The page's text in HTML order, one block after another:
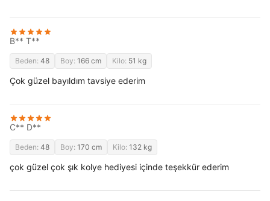
B** T**
Beden: 48 Boy: 166 cm Kilo: 51 kg
Çok güzel bayıldım tavsiye ederim
C** D**
Beden: 48 Boy: 170 cm Kilo: 132 kg
çok güzel çok şık kolye hediyesi içinde teşekkür ederim